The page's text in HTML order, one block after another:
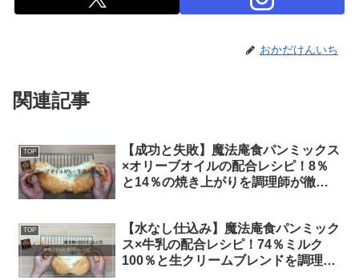
おかだけんいち
関連記事
TOP
【成功と失敗】魔法庵食パンミックス
×オリーブオイルの配合レシピ！8％
と14％の焼き上がりを調理師が徹底
TOP
【水なし仕込み】魔法庵食パンミック
ス×牛乳の配合レシピ！74％ミルク
100％と生クリームブレンドを調理師